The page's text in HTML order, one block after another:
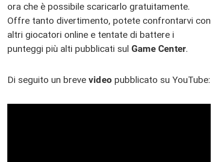
ora che è possibile scaricarlo gratuitamente.
Offre tanto divertimento, potete confrontarvi con
altri giocatori online e tentate di battere i
punteggi più alti pubblicati sul Game Center.
Di seguito un breve video pubblicato su YouTube: